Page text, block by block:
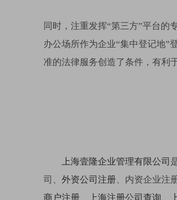
同时，注重发挥“第三方”平台的
办公场所作为企业“集中登记地”
准的法律服务创造了条件，有利
上海壹隆企业管理有限公司
司、 外资公司注册 、内资企业注
商户注册
上海注册公司查询